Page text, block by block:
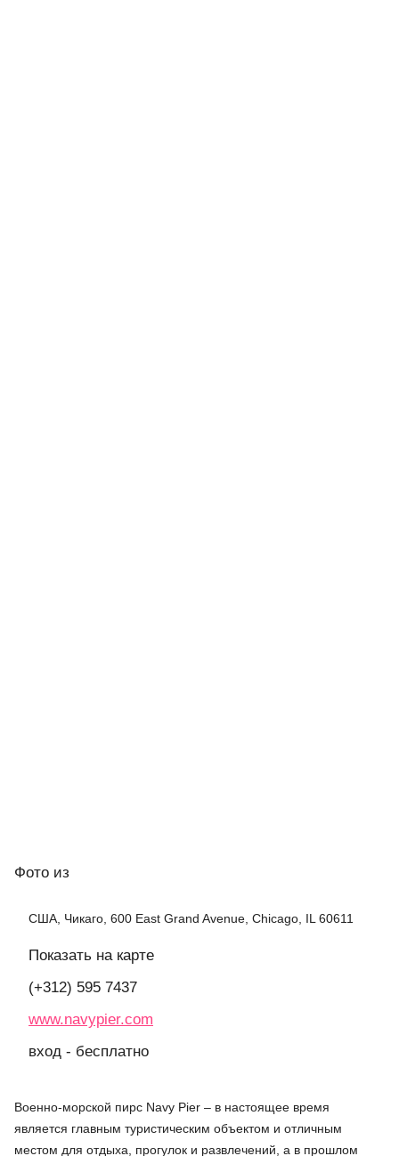
Фото из
США, Чикаго, 600 East Grand Avenue, Chicago, IL 60611
Показать на карте
(+312) 595 7437
www.navypier.com
вход - бесплатно
Военно-морской пирс Navy Pier – в настоящее время
является главным туристическим объектом и отличным
местом для отдыха, прогулок и развлечений, а в прошлом